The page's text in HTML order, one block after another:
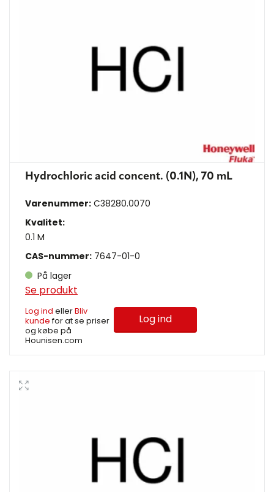
Hydrochloric acid concent. (0.1N), 70 mL
Varenummer: C38280.0070
Kvalitet:
0.1 M
CAS-nummer: 7647-01-0
På lager
Se produkt
Log ind ellerBliv
kundefor at se priser
og købe på
Hounisen.com
Log ind